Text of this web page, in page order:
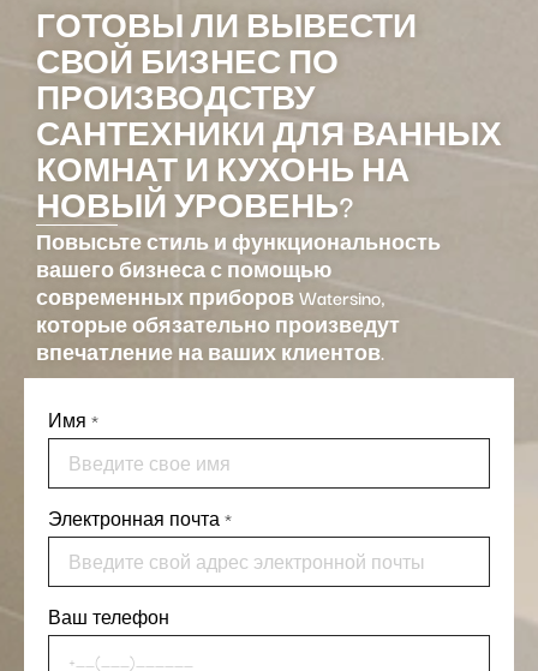
ГОТОВЫ ЛИ ВЫВЕСТИ
СВОЙ БИЗНЕС ПО
ПРОИЗВОДСТВУ
САНТЕХНИКИ ДЛЯ ВАННЫХ
КОМНАТ И КУХОНЬ НА
НОВЫЙ УРОВЕНЬ?
Повысьте стиль и функциональность
вашего бизнеса с помощью
современных приборов Watersino,
которые обязательно произведут
впечатление на ваших клиентов.
Имя *
Электронная почта*
Ваш телефон